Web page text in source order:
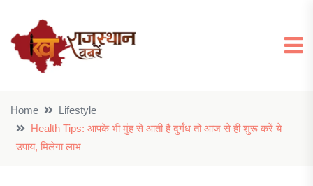
Home
Lifestyle
Health Tips: आपके भी मुंह से आती हैं दुर्गंध तो आज से ही शुरू करें ये
उपाय, मिलेगा लाभ